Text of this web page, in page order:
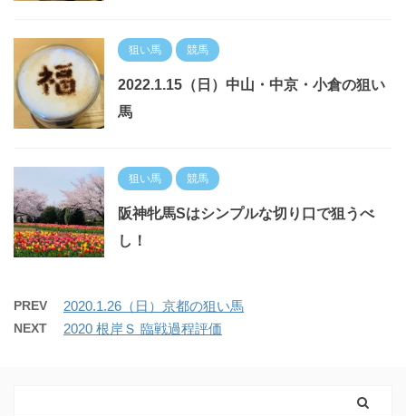
狙い馬 競馬
2022.1.15（日）中山・中京・小倉の狙い
馬
狙い馬 競馬
阪神牝馬Sはシンプルな切り口で狙うべ
し！
PREV 2020.1.26（日）京都の狙い馬
NEXT 2020 根岸Ｓ 臨戦過程評価